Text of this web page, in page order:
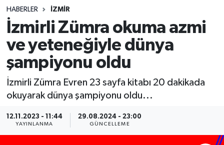
HABERLER İZMİR
İzmirli Zümra okuma azmi
ve yeteneğiyle dünya
şampiyonu oldu
İzmirli Zümra Evren 23 sayfa kitabı 20 dakikada
okuyarak dünya şampiyonu oldu...
12.11.2023 - 11:44
YAYINLANMA
29.08.2024 - 23:00
GÜNCELLEME
İZMİR
ÖZEL HABER
POLİTİKA
Programlar
SPOR